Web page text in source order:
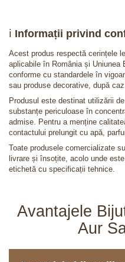
ℹ️ Informații privind
Acest produs respectă cerințele
aplicabile în România și Uniunea
conforme cu standardele în
sau produse decorative, după
Produsul este destinat utilizării
substanțe periculoase în
admise. Pentru a menține
contactului prelungit cu apă,
Toate produsele comercializate
livrare și însoțite, acolo unde
etichetă cu specificații tehnice.
Avantajele
Aur